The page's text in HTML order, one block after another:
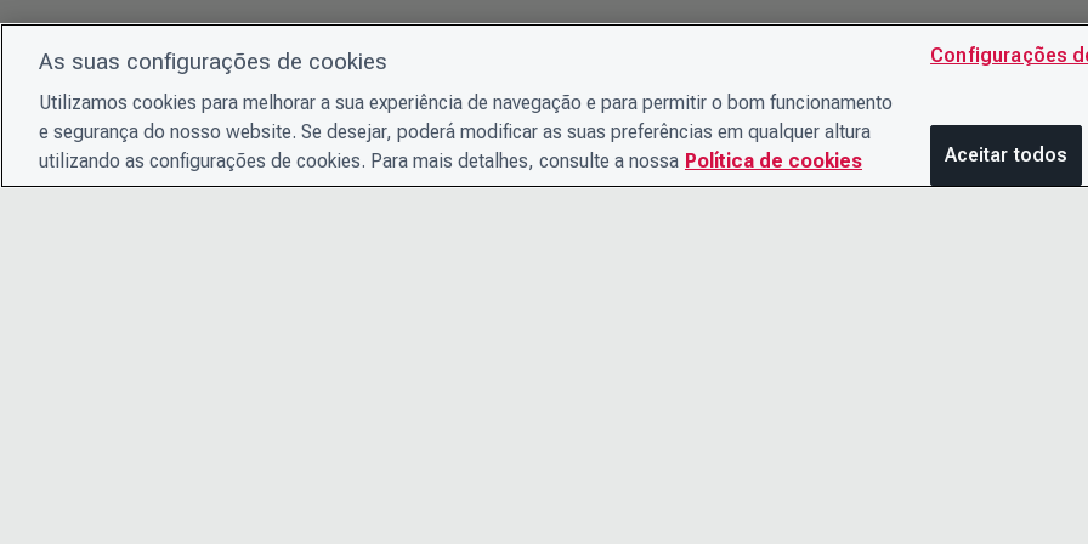
As suas configurações de cookies
Utilizamos cookies para melhorar a sua experiência de navegação e para permitir o bom funcionamento
e segurança do nosso website. Se desejar, poderá modificar as suas preferências em qualquer altura
utilizando as configurações de cookies. Para mais detalhes, consulte a nossa Política de cookies
Configurações
Aceitar todos